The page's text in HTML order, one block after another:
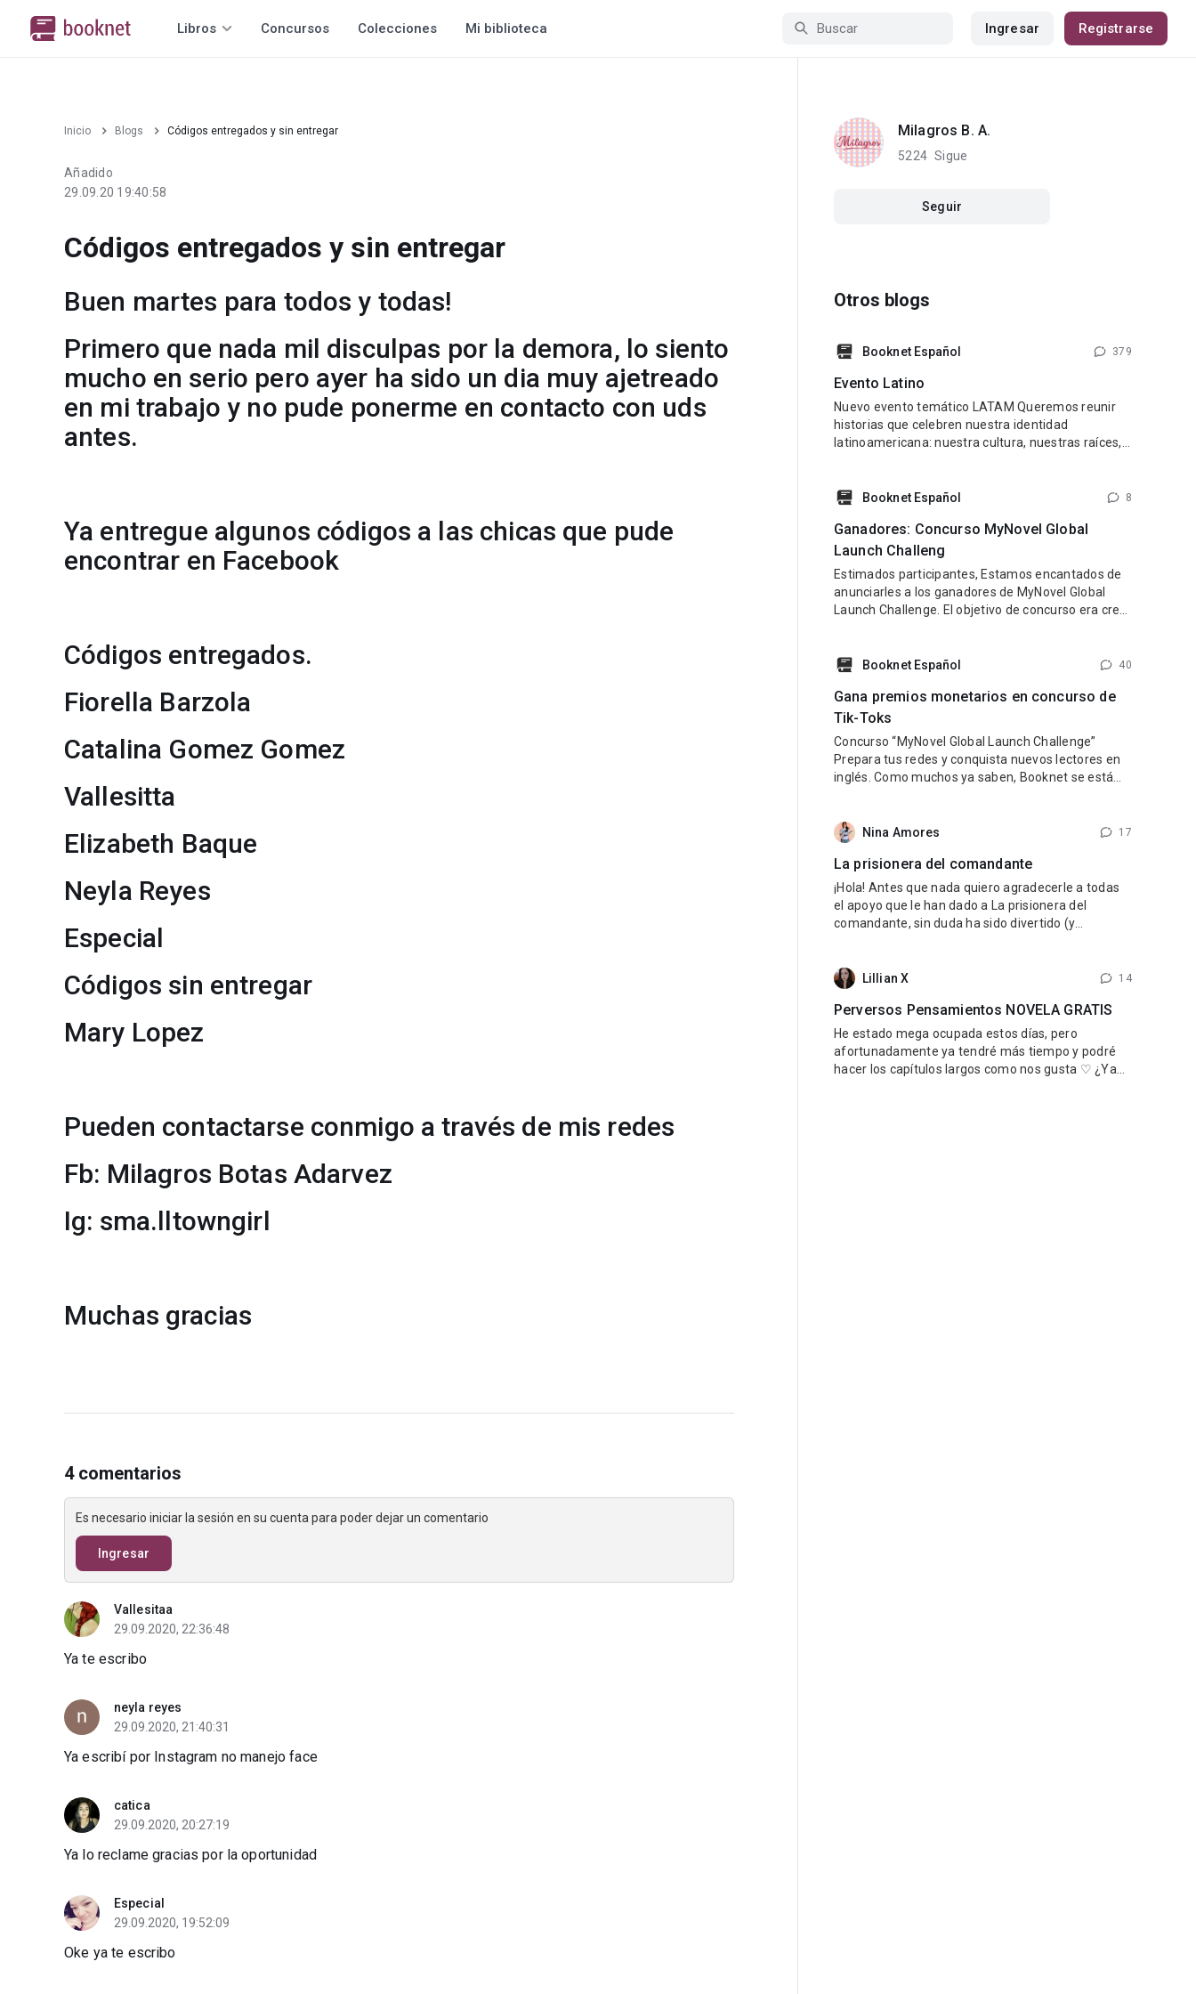
Libros Concursos Colecciones Mi biblioteca Ingresar Registrarse
Inicio Blogs Códigos entregados y sin entregar
Añadido
29.09.20 19:40:58
Códigos entregados y sin entregar
Buen martes para todos y todas!
Primero que nada mil disculpas por la demora, lo siento
mucho en serio pero ayer ha sido un dia muy ajetreado
en mi trabajo y no pude ponerme en contacto con uds
antes.
Ya entregue algunos códigos a las chicas que pude
encontrar en Facebook
Códigos entregados.
Fiorella Barzola
Catalina Gomez Gomez
Vallesitta
Elizabeth Baque
Neyla Reyes
Especial
Códigos sin entregar
Mary Lopez
Pueden contactarse conmigo a través de mis redes
Fb: Milagros Botas Adarvez
Ig: sma.lltowngirl
Muchas gracias
4 comentarios
Es necesario iniciar la sesión en su cuenta para poder dejar un comentario
Ingresar
Vallesitaa
29.09.2020, 22:36:48
Ya te escribo
neyla reyes
29.09.2020, 21:40:31
Ya escribí por Instagram no manejo face
catica
29.09.2020, 20:27:19
Ya lo reclame gracias por la oportunidad
Especial
29.09.2020, 19:52:09
Oke ya te escribo
Milagros B. A.
5224 Sigue
Seguir
Otros blogs
Booknet Español 379
Evento Latino
Nuevo evento temático LATAM Queremos reunir
historias que celebren nuestra identidad
latinoamericana: nuestra cultura, nuestras raíces,
latino y una esencia que refleje lo mejor de nuestra
de cualquier género: romance, fantasía,
Booknet Español 8
Ganadores: Concurso MyNovel Global
Launch Challeng
Estimados participantes, Estamos encantados de
anunciarles a los ganadores de MyNovel Global
Launch Challenge. El objetivo de concurso era crear
libros de otros autores si no eres escritor). Link al
usuario de TikTok dark.reader3 2
Booknet Español 40
Gana premios monetarios en concurso de
Tik-Toks
Concurso “MyNovel Global Launch Challenge”
Prepara tus redes y conquista nuevos lectores en
inglés. Como muchos ya saben, Booknet se está
autores podrán vender sus libros traducidos a
mundo. El primer idioma será
Nina Amores 17
La prisionera del comandante
¡Hola! Antes que nada quiero agradecerle a todas
el apoyo que le han dado a La prisionera del
comandante, sin duda ha sido divertido (y
leido Una esposa para el rey, si les está gustando
encontrar de forma gratuita aquí
Lillian X 14
Perversos Pensamientos NOVELA GRATIS
He estado mega ocupada estos días, pero
afortunadamente ya tendré más tiempo y podré
hacer los capítulos largos como nos gusta ♡ ¿Ya